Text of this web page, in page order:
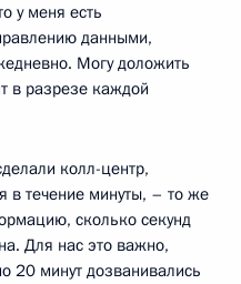
у меня есть
данными,
Могу доложить
в разрезе каждой
колл-центр,
в течение минуты, – то же
сколько секунд
Для нас это важно,
20 минут дозванивались